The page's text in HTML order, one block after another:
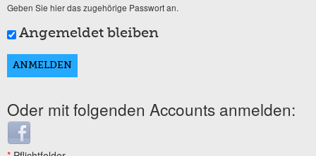
Geben Sie hier das zugehörige Passwort an.
Angemeldet bleiben
Oder mit folgenden Accounts anmelden:
Login with Facebook